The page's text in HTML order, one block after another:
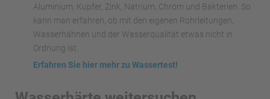
Aluminium, Kupfer, Zink, Natrium, Chrom und Bakterien. So
kann man erfahren, ob mit den eigenen Rohrleitungen,
Wasserhähnen und der Wasserqualität etwas nicht in
Ordnung ist.
Erfahren Sie hier mehr zu Wassertest!